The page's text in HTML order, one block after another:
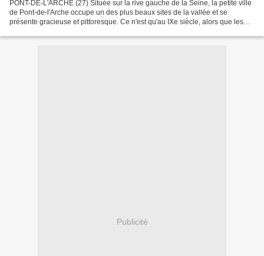
PONT-DE-L'ARCHE (27) Située sur la rive gauche de la Seine, la petite ville
de Pont-de-l'Arche occupe un des plus beaux sites de la vallée et se
présente gracieuse et pittoresque. Ce n'est qu'au IXe siècle, alors que les
Publicité